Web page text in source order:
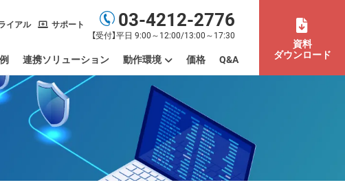
イアル サポート 03-4212-2776
【受付】平日 9:00～12:00/13:00～17:30
用端末の利用場所まで管理したい
端末もまとめて管理したい
のデバイスを一元管理したい
アップデートやパッチを管理したい
ークやISMS認証取得を効率化したい
ログを活用したい
（長時間労働）を管理したい
連携ソリューション 動作環境
動作環境
制限事項
価格 Q&A
資料
ダウンロード